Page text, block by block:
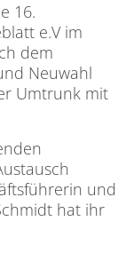
16.
e.V im
dem
Neuwahl
Umtrunk mit
und
hat ihr